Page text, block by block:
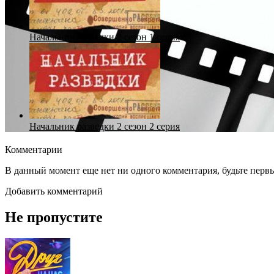
Начальник разведки 2 сезон 1 серия
Начальник разведки 2 сезон 2 серия
Комментарии
В данный момент еще нет ни одного комментария, будьте
Добавить комментарий
Не пропустите